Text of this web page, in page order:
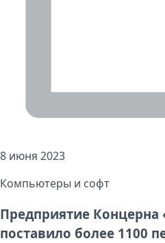
8 июня 2023
Компьютеры и софт
Предприятие Концерна
поставило более 1100